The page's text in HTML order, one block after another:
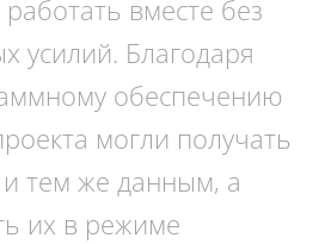
вместе без
усилий. Благодаря
обеспечению
могли получать
тем же данным, а
их в режиме